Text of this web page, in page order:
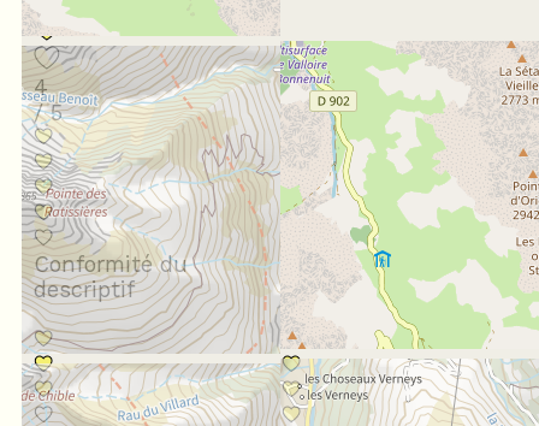
4
/ 5
Conformité du
descriptif
Situation géographique